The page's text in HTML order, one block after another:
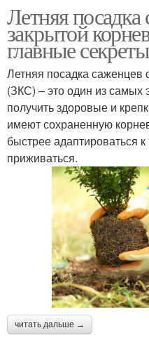
Летняя посадка
закрытой
главные
Летняя посадка саженцев
(ЗКС) – это один из
получить здоровые и
имеют сохраненную
быстрее адаптироваться
приживаться.
читать дальше →